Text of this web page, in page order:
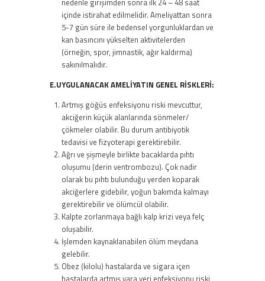
nedenle girişimden sonra ilk 24 – 48 saat
içinde istirahat edilmelidir. Ameliyattan sonra
5-7 gün süre ile bedensel yorgunluklardan ve
kan basıncını yükselten aktivitelerden
(örneğin, spor, jimnastik, ağır kaldırma)
sakınılmalıdır.
E.UYGULANACAK AMELİYATIN GENEL RİSKLERİ:
Artmış göğüs enfeksiyonu riski mevcuttur,
akciğerin küçük alanlarında sönmeler/
çökmeler olabilir. Bu durum antibiyotik
tedavisi ve fizyoterapi gerektirebilir.
Ağrı ve şişmeyle birlikte bacaklarda pıhtı
oluşumu (derin ventrombozu). Çok nadir
olarak bu pıhtı bulunduğu yerden koparak
akciğerlere gidebilir, yoğun bakımda kalmayı
gerektirebilir ve ölümcül olabilir.
Kalpte zorlanmaya bağlı kalp krizi veya felç
oluşabilir.
İşlemden kaynaklanabilen ölüm meydana
gelebilir.
Obez (kilolu) hastalarda ve sigara içen